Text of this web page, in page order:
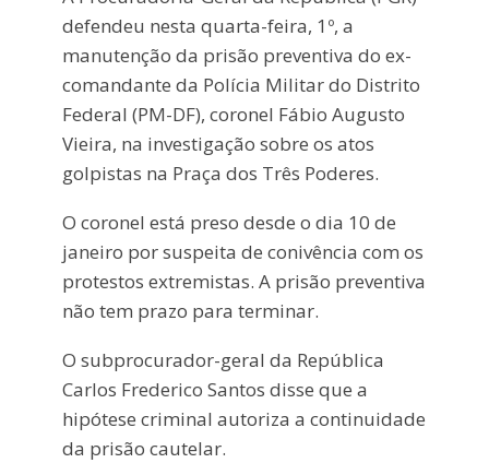
defendeu nesta quarta-feira, 1º, a
manutenção da prisão preventiva do ex-
comandante da Polícia Militar do Distrito
Federal (PM-DF), coronel Fábio Augusto
Vieira, na investigação sobre os atos
golpistas na Praça dos Três Poderes.
O coronel está preso desde o dia 10 de
janeiro por suspeita de conivência com os
protestos extremistas. A prisão preventiva
não tem prazo para terminar.
O subprocurador-geral da República
Carlos Frederico Santos disse que a
hipótese criminal autoriza a continuidade
da prisão cautelar.